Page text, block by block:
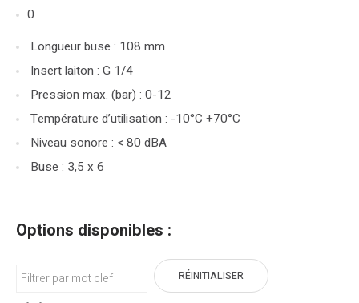
0
Longueur buse : 108 mm
Insert laiton : G 1/4
Pression max. (bar) : 0-12
Température d’utilisation : -10°C +70°C
Niveau sonore : < 80 dBA
Buse : 3,5 x 6
Options disponibles :
RÉINITIALISER